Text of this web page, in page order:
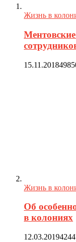
Жизнь в
15.11.2018
Жизнь в
Об
в колониях
12.03.2019